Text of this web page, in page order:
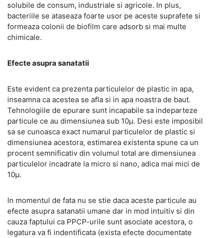
solubile de consum, industriale si agricole. In plus,
bacteriile se ataseaza foarte usor pe aceste suprafete si
formeaza colonii de biofilm care adsorb si mai multe
chimicale.
Efecte asupra sanatatii
Este evident ca prezenta particulelor de plastic in apa,
inseamna ca acestea se afla si in apa noastra de baut.
Tehnologiile de epurare sunt incapabile sa indeparteze
particule ce au dimensiunea sub 10µ. Desi este imposibil
sa se cunoasca exact numarul particulelor de plastic si
dimensiunea acestora, estimarea existenta spune ca un
procent semnificativ din volumul total are dimensiunea
particulelor incadrate la micro si nano, adica mai mici de
10µ.
In momentul de fata nu se stie daca aceste particule au
efecte asupra satanatii umane dar in mod intuitiv si din
cauza faptului ca PPCP-urile sunt asociate acestora, o
legatura va fi indentificata (exista efecte documentate